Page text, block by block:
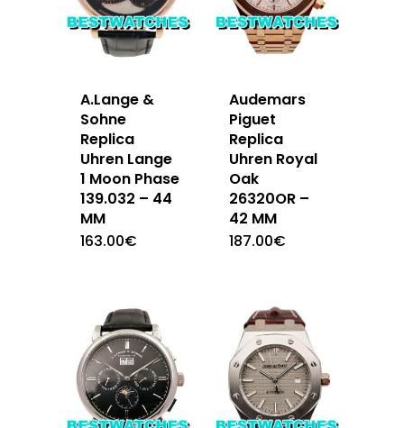
A.Lange &
Sohne
Replica
Uhren Lange
1 Moon Phase
139.032 – 44
MM
163.00€
Audemars
Piguet
Replica
Uhren Royal
Oak
26320OR –
42 MM
187.00€